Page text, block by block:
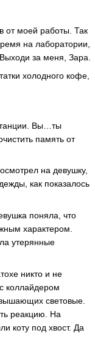
от моей работы. Так
на лаборатории,
за меня, Зара.
холодного кофе,
Вы…ты
память от
на девушку,
как показалось
поняла, что
характером.
утерянные
никто и не
коллайдером
световые.
реакцию. На
коту под хвост. Да